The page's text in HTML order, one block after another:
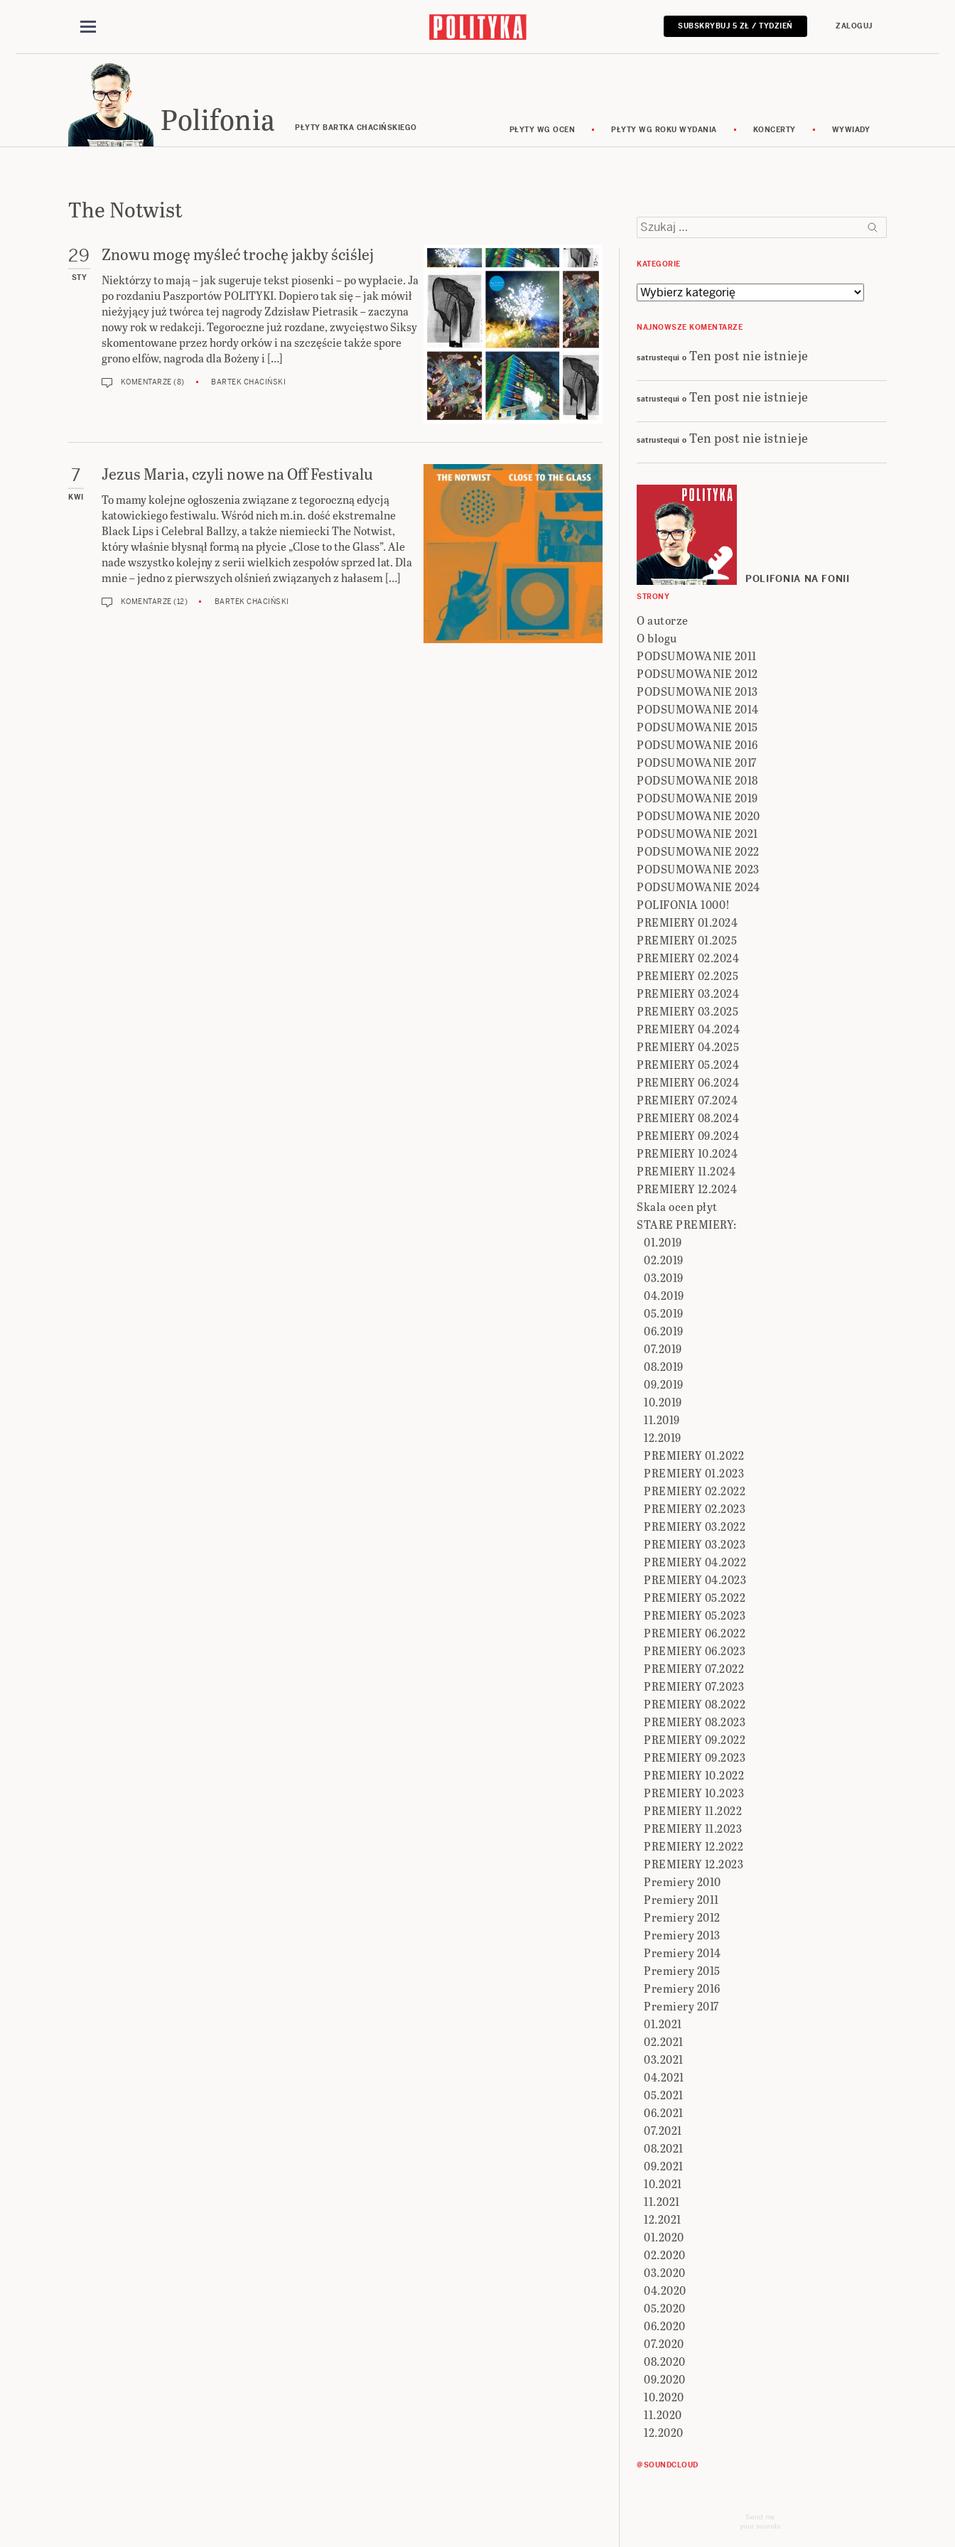
SUBSKRYBUJ 5 ZŁ / TYDZIEŃ ZALOGUJ
Polifonia PŁYTY BARTKA CHACIŃSKIEGO PŁYTY WG OCEN PŁYTY WG ROKU WYDANIA KONCERTY WYWIADY
The Notwist
29
STY
Znowu mogę myśleć trochę jakby ściślej
Niektórzy to mają – jak sugeruje tekst piosenki – po wypłacie. Ja
po rozdaniu Paszportów POLITYKI. Dopiero tak się – jak mówił
nieżyjący już twórca tej nagrody Zdzisław Pietrasik – zaczyna
nowy rok w redakcji. Tegoroczne już rozdane, zwycięstwo Siksy
skomentowane przez hordy orków i na szczęście także spore
grono elfów, nagroda dla Bożeny i […]
KOMENTARZE (8) BARTEK CHACIŃSKI
7
KWI
Jezus Maria, czyli nowe na Off Festivalu
To mamy kolejne ogłoszenia związane z tegoroczną edycją
katowickiego festiwalu. Wśród nich m.in. dość ekstremalne
Black Lips i Celebral Ballzy, a także niemiecki The Notwist,
który właśnie błysnął formą na płycie „Close to the Glass”. Ale
nade wszystko kolejny z serii wielkich zespołów sprzed lat. Dla
mnie – jedno z pierwszych olśnień związanych z hałasem […]
KOMENTARZE (12) BARTEK CHACIŃSKI
Szukaj:
KATEGORIE
Kategorie
NAJNOWSZE KOMENTARZE
satrustequi o Ten post nie istnieje
satrustequi o Ten post nie istnieje
satrustequi o Ten post nie istnieje
POLIFONIA NA FONII
STRONY
O autorze
O blogu
PODSUMOWANIE 2011
PODSUMOWANIE 2012
PODSUMOWANIE 2013
PODSUMOWANIE 2014
PODSUMOWANIE 2015
PODSUMOWANIE 2016
PODSUMOWANIE 2017
PODSUMOWANIE 2018
PODSUMOWANIE 2019
PODSUMOWANIE 2020
PODSUMOWANIE 2021
PODSUMOWANIE 2022
PODSUMOWANIE 2023
PODSUMOWANIE 2024
POLIFONIA 1000!
PREMIERY 01.2024
PREMIERY 01.2025
PREMIERY 02.2024
PREMIERY 02.2025
PREMIERY 03.2024
PREMIERY 03.2025
PREMIERY 04.2024
PREMIERY 04.2025
PREMIERY 05.2024
PREMIERY 06.2024
PREMIERY 07.2024
PREMIERY 08.2024
PREMIERY 09.2024
PREMIERY 10.2024
PREMIERY 11.2024
PREMIERY 12.2024
Skala ocen płyt
STARE PREMIERY:
01.2019
02.2019
03.2019
04.2019
05.2019
06.2019
07.2019
08.2019
09.2019
10.2019
11.2019
12.2019
PREMIERY 01.2022
PREMIERY 01.2023
PREMIERY 02.2022
PREMIERY 02.2023
PREMIERY 03.2022
PREMIERY 03.2023
PREMIERY 04.2022
PREMIERY 04.2023
PREMIERY 05.2022
PREMIERY 05.2023
PREMIERY 06.2022
PREMIERY 06.2023
PREMIERY 07.2022
PREMIERY 07.2023
PREMIERY 08.2022
PREMIERY 08.2023
PREMIERY 09.2022
PREMIERY 09.2023
PREMIERY 10.2022
PREMIERY 10.2023
PREMIERY 11.2022
PREMIERY 11.2023
PREMIERY 12.2022
PREMIERY 12.2023
Premiery 2010
Premiery 2011
Premiery 2012
Premiery 2013
Premiery 2014
Premiery 2015
Premiery 2016
Premiery 2017
01.2021
02.2021
03.2021
04.2021
05.2021
06.2021
07.2021
08.2021
09.2021
10.2021
11.2021
12.2021
01.2020
02.2020
03.2020
04.2020
05.2020
06.2020
07.2020
08.2020
09.2020
10.2020
11.2020
12.2020
@SOUNDCLOUD
Send me
your sounds